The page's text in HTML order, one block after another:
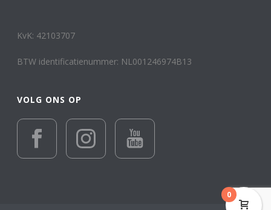
KvK: 42103707
BTW identificatienummer: NL001246974B13
VOLG ONS OP
0